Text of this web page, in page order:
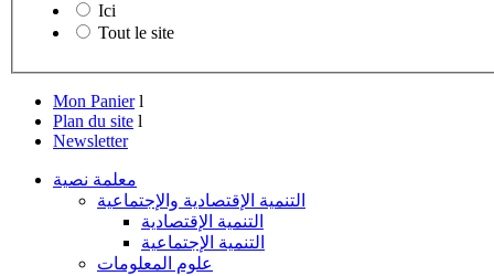
Ici
Tout le site
Mon Panier l
Plan du site l
Newsletter
معلمة نصية
التنمية الإقتصادية والإجتماعية
التنمية الإقتصادية
التنمية الإجتماعية
علوم المعلومات